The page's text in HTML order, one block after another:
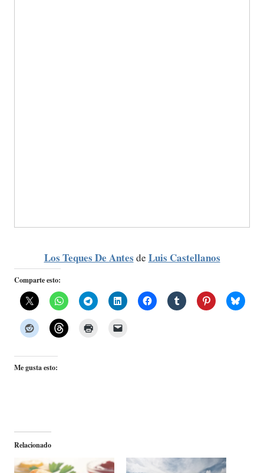
Los Teques De Antes de Luis Castellanos
Comparte esto:
Me gusta esto:
Relacionado